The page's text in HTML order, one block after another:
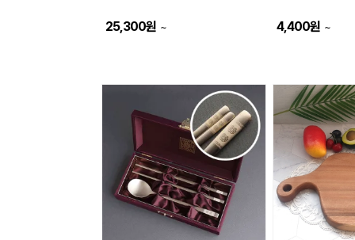
25,300원 ~ 4,400원 ~